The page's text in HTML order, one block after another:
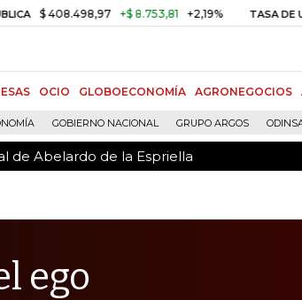
+$ 8.753,81 +2,19% TASA DE USURA
OCIO GLOBOECONOMÍA AGRONEGOCIOS
GOBIERNO NACIONAL GRUPO ARGOS
de Abelardo de la Espriella
de Abelardo de la Espriella
ego